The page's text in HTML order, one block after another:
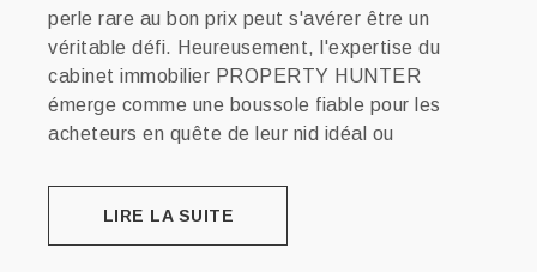
perle rare au bon prix peut s'avérer être un
véritable défi. Heureusement, l'expertise du
cabinet immobilier PROPERTY HUNTER
émerge comme une boussole fiable pour les
acheteurs en quête de leur nid idéal ou
LIRE LA SUITE